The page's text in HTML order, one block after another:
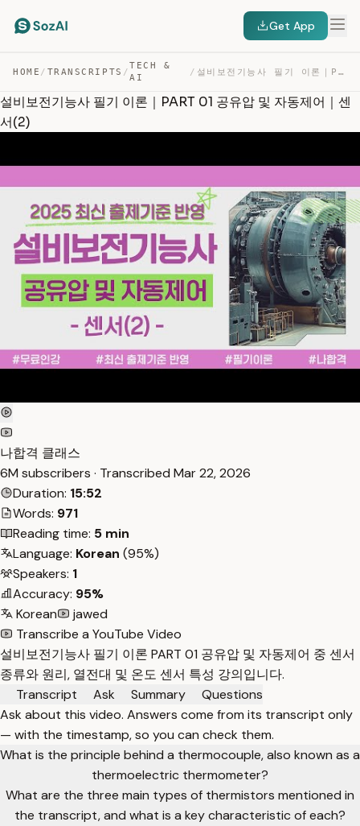
Get App
HOME / TRANSCRIPTS /
TECH &
AI
/ 설비보전기능사 필기 이론｜PART 01 공유압 및 자동제어｜센서(2) — TRANSCRIPT
설비보전기능사 필기 이론｜PART 01 공유압 및 자동제어｜센
서(2)
나합격 클래스
6M subscribers · Transcribed Mar 22, 2026
Duration: 15:52
Words: 971
Reading time: 5 min
Language: Korean (95%)
Speakers: 1
Accuracy: 95%
Korean
jawed
Transcribe a YouTube Video
설비보전기능사 필기 이론 PART 01 공유압 및 자동제어 중 센서
종류와 원리, 열전대 및 온도 센서 특성 강의입니다.
Transcript
Ask Summary
Questions
Ask about this video. Answers come from its transcript only
— with the timestamp, so you can check them.
What is the principle behind a thermocouple, also known as a
thermoelectric thermometer?
What are the three main types of thermistors mentioned in
the transcript, and what is a key characteristic of each?